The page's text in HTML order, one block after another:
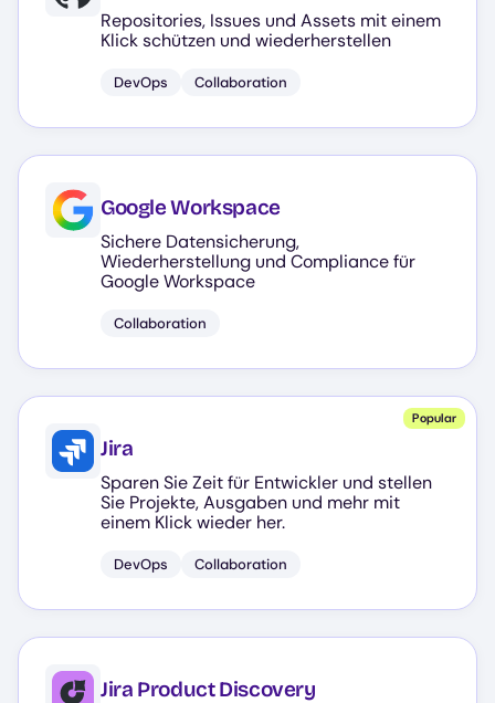
Repositories, Issues und Assets mit einem
Klick schützen und wiederherstellen
DevOps Collaboration
Google Workspace
Sichere Datensicherung,
Wiederherstellung und Compliance für
Google Workspace
Collaboration
Popular
Jira
Sparen Sie Zeit für Entwickler und stellen
Sie Projekte, Ausgaben und mehr mit
einem Klick wieder her.
DevOps Collaboration
Jira Product Discovery